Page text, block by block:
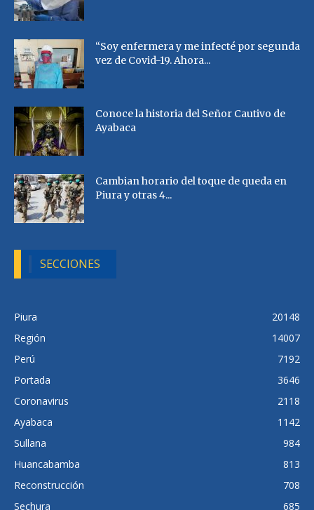
“Soy enfermera y me infecté por segunda
vez de Covid-19. Ahora...
Conoce la historia del Señor Cautivo de
Ayabaca
Cambian horario del toque de queda en
Piura y otras 4...
SECCIONES
Piura
20148
Región
14007
Perú
7192
Portada
3646
Coronavirus
2118
Ayabaca
1142
Sullana
984
Huancabamba
813
Reconstrucción
708
Sechura
685